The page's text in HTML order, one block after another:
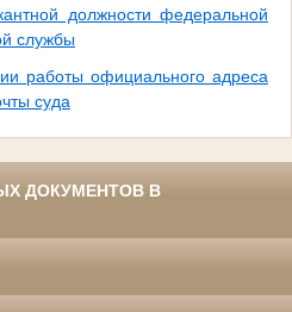
должности федеральной
службы
работы официального адреса
суда
ДОКУМЕНТОВ В